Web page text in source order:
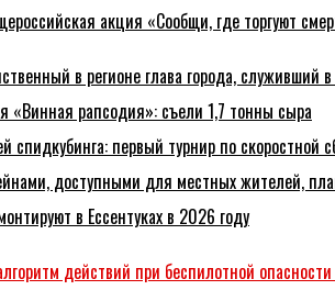
акция «Сообщи, где торгуют
в регионе глава города,
«Винная рапсодия»: съели 1,7 тонны сыра
спидкубинга: первый турнир по скоростной
доступными для местных жителей,
в Ессентуках в 2026 году
действий при беспилотной